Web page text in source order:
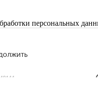
персональных